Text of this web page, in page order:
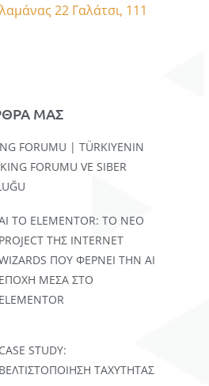
22 Γαλάτσι, 111
ΜΑΣ
FORUMU | TÜRKIYENIN
FORUMU VE SIBER
TO ELEMENTOR: ΤΟ ΝΈΟ
PROJECT ΤΗΣ INTERNET
ΠΟΥ ΦΈΡΝΕΙ ΤΗΝ AI
ΕΠΟΧΉ ΜΈΣΑ ΣΤΟ
ELEMENTOR
CASE STUDY:
ΒΕΛΤΙΣΤΟΠΟΊΗΣΗ ΤΑΧΎΤΗΤΑΣ